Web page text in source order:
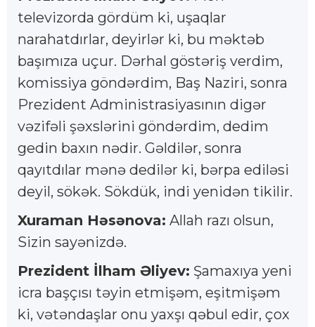
televizorda gördüm ki, uşaqlar
narahatdırlar, deyirlər ki, bu məktəb
başımıza uçur. Dərhal göstəriş verdim,
komissiya göndərdim, Baş Naziri, sonra
Prezident Administrasiyasının digər
vəzifəli şəxslərini göndərdim, dedim
gedin baxın nədir. Gəldilər, sonra
qayıtdılar mənə dedilər ki, bərpa ediləsi
deyil, sökək. Sökdük, indi yenidən tikilir.
Xuraman Həsənova: Allah razı olsun,
Sizin sayənizdə.
Prezident İlham Əliyev: Şamaxıya yeni
icra başçısı təyin etmişəm, eşitmişəm
ki, vətəndaşlar onu yaxşı qəbul edir, çox